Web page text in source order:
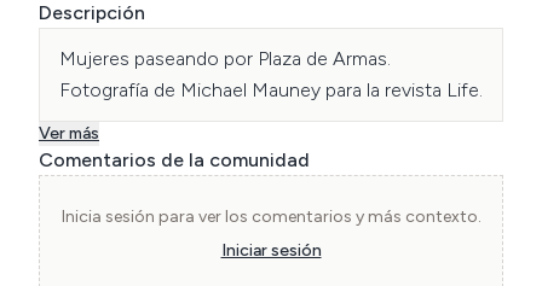
Descripción
Mujeres paseando por Plaza de Armas.
Fotografía de Michael Mauney para la revista Life.
Ver más
Comentarios de la comunidad
Inicia sesión para ver los comentarios y más contexto.
Iniciar sesión